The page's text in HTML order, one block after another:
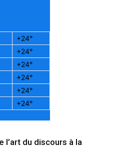
+24°
+24°
+24°
+24°
+24°
+24°
l’art du discours à la